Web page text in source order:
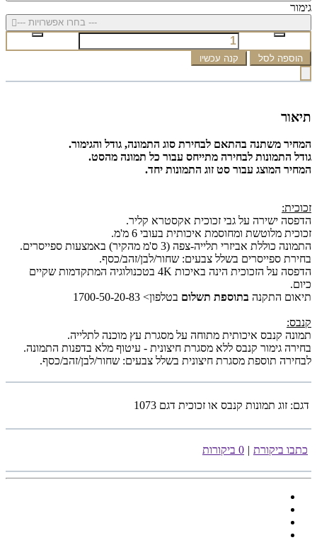
גימור
--- בחרו אפשרויות ---
הוספה לסל קנה עכשיו
תיאור
המחיר משתנה בהתאם לבחירת סוג התמונה, גודל והגימור.
גודל התמונות לבחירה מתייחס עבור כל תמונה מהסט.
המחיר המוצג עבור סט זוג התמונות יחד.
זכוכית:
הדפסה ישירה על גבי זכוכית אקסטרא קליר.
זכוכית מלוטשת ומחוסמת איכותית בעובי 6 מ'מ.
התמונה כוללת אביזרי תלייה-צפה (3 ס'מ מהקיר) באמצעות ספייסרים.
בחירת ספייסרים בשלל צבעים: שחור/לבן/זהב/כסף.
הדפסה על הזכוכית הינה באיכות 4K בטכנולוגיה המתקדמות שקיים
כיום.
תיאום התקנה בתוספת תשלום בטלפון> 1700-50-20-83
קנבס:
תמונה קנבס איכותית מתוחה על מסגרת עץ מוכנה לתלייה.
בחירה גימור קנבס ללא מסגרת חיצונית - עיטוף מלא בדפנות התמונה.
לבחירה תוספת מסגרת חיצונית בשלל צבעים: שחור/לבן/זהב/כסף.
דגם: זוג תמונות קנבס או זכוכית דגם 1073
כתבו ביקורת | 0 ביקורות